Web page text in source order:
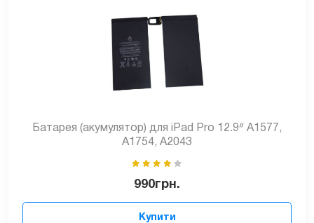
Батарея (акумулятор) для iPad Pro 12.9ᐥ A1577,
A1754, A2043
990грн.
Купити